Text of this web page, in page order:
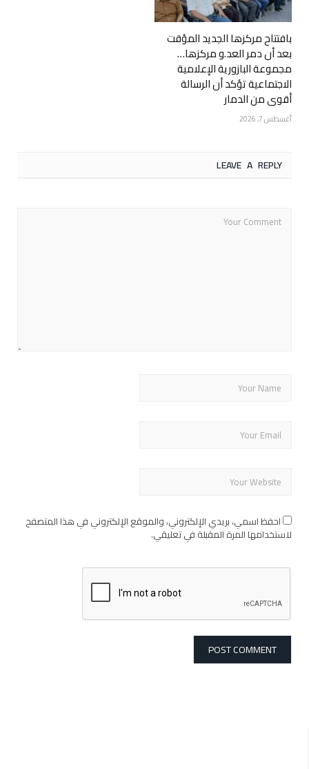
بافتتاح مركزها الجديد المؤقت
بعد أن دمر العد.و مركزها…
مجموعة البازورية الإعلامية
الاجتماعية تؤكد أن الرسالة
أقوى من الدمار
أغسطس 7, 2026
LEAVE A REPLY
احفظ اسمي، بريدي الإلكتروني، والموقع الإلكتروني في هذا المتصفح
لاستخدامها المرة المقبلة في تعليقي.